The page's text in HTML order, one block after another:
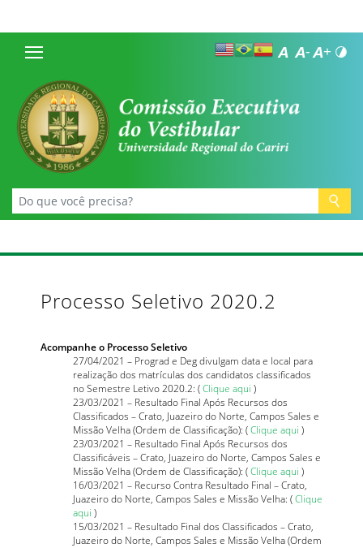
Processo Seletivo 2020.2
Acompanhe o Processo Seletivo
27/04/2021 – Prograd e Deg divulgam data e local para
realização dos matrículas dos candidatos classificados
no Semestre Letivo 2020.2: (Clique aqui )
23/03/2021 – Resultado Final Após Recursos dos
Classificados – Crato, Juazeiro do Norte, Campos Sales e
Missão Velha (Ordem de Classificação): (Clique aqui )
23/03/2021 – Resultado Final Após Recursos dos
Classificáveis – Crato, Juazeiro do Norte, Campos Sales e
Missão Velha (Ordem de Classificação): (Clique aqui )
16/03/2021 – Recurso Contra Resultado Final – Crato,
Juazeiro do Norte, Campos Sales e Missão Velha: (Clique
aqui )
15/03/2021 – Resultado Final dos Classificados – Crato,
Juazeiro do Norte, Campos Sales e Missão Velha (Ordem